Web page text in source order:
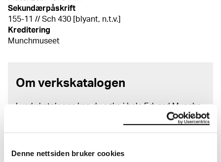
Denne nettsiden bruker cookies
Sekundærpåskrift
155-11 // Sch 430 [blyant, n.t.v.]
Kreditering
Munchmuseet
Om verkskatalogen
I verkskatalogen kan du søke i hele Edvard Munchs
kunstnerskap. Verkskatalogen utbedres jevnlig i
samsvar med den nyeste forskningen. Vi tar